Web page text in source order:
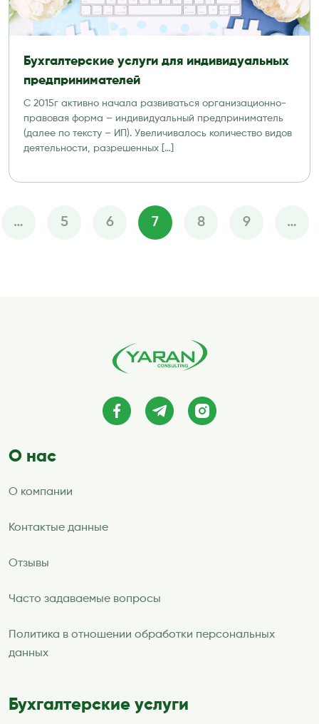
Бухгалтерские услуги для индивидуальных
предпринимателей
С 2015г активно начала развиваться организационно-
правовая форма – индивидуальный предприниматель
(далее по тексту – ИП). Увеличивалось количество видов
деятельности, разрешенных […]
Пагинация
… 5 6 7 8 9 …
О нас
О компании
Контактые данные
Отзывы
Часто задаваемые вопросы
Политика в отношении обработки персональных
данных
Бухгалтерские услуги